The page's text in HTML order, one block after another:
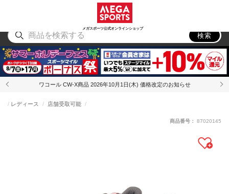
メガスポーツ公式オンラインショップ
アウトドア
検索
ワコール CW-X商品 2026年10月1日(木) 価格改定のお知らせ
レディース 店舗受取可能
商品番号： 87020145